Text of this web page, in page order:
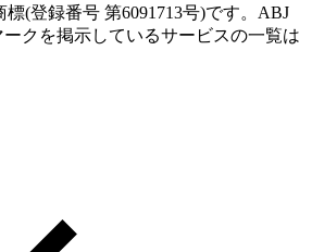
(登録番号 第6091713号)です。ABJ
クを掲示しているサービスの一覧は